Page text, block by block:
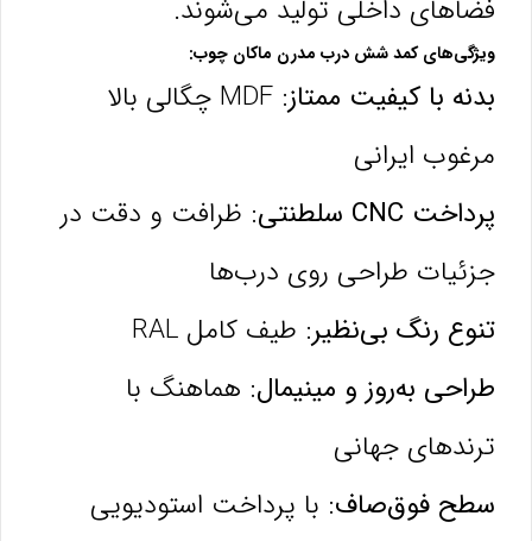
فضاهای داخلی تولید می‌شوند.
ویژگی‌های کمد شش درب مدرن ماکان چوب:
بدنه با کیفیت ممتاز:
MDF چگالی بالا
مرغوب ایرانی
پرداخت CNC سلطنتی:
ظرافت و دقت در
جزئیات طراحی روی درب‌ها
تنوع رنگ بی‌نظیر: طیف کامل RAL
طراحی به‌روز و مینیمال: هماهنگ با
ترندهای جهانی
سطح فوق‌صاف: با پرداخت استودیویی